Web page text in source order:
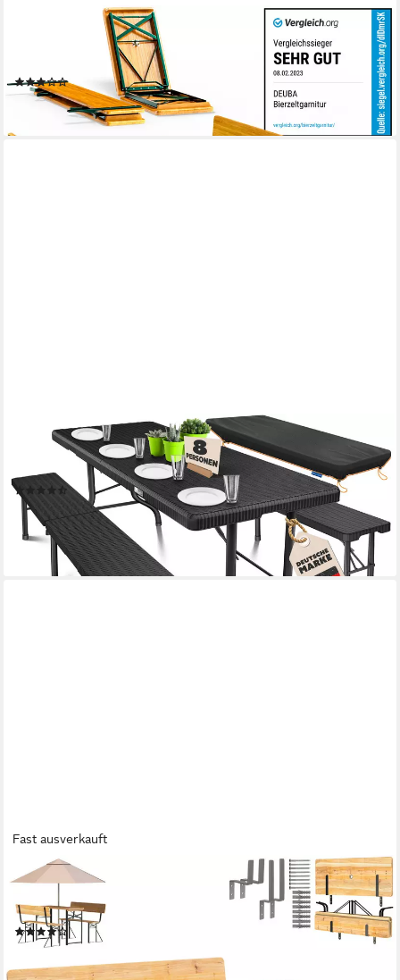
Bierzeltgarnitur, (3-tlg), mit Lehne 170 cm Klappbar Stabil 2x
Bierbank 1x Breiter Tisch Holz
(24)
159,95 €
lieferbar - in 4-5 Werktagen bei dir
KESSER
Bierzeltgarnitur, klappbar Festzeltgarnitur 3-teiliges Set mit
Biertisch & 2x Bierbank
(52)
129,80 €
lieferbar - in 4-5 Werktagen bei dir
Fast ausverkauft
HOLZ4HOME®
Bierzeltgarnitur 3-teilig I Festzeltgarnitur aus Holz und Metall,
Klappbar
(6)
ab 169,90 €
-32%